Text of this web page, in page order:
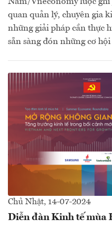
quan quản lý, chuyên gia
những giải pháp cần thực
sẵn sàng đón những cơ
Chủ Nhật, 14-07-2024
Diễn đàn Kinh tế mùa